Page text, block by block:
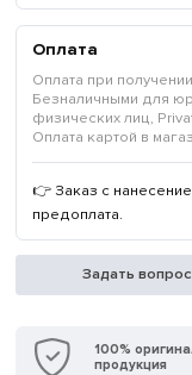
Оплата
Оплата при
Безналичными для
физических лиц,
Оплата картой в
👉 Заказ с
предоплата.
Задать вопрос
100%
продукция